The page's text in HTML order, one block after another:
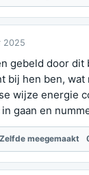
2025
gebeld door dit
bij hen ben, wat
wijze energie
gaan en
Zelfde meegemaakt